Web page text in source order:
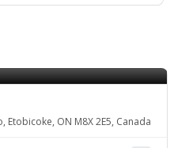
Etobicoke, ON M8X 2E5, Canada